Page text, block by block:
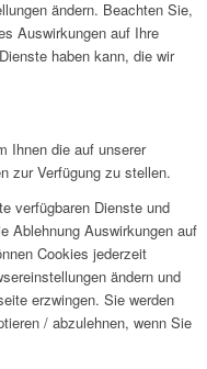
ändern. Beachten Sie,
Auswirkungen auf Ihre
haben kann, die wir
Ihnen die auf unserer
zur Verfügung zu stellen.
verfügbaren Dienste und
Ablehnung Auswirkungen auf
Cookies jederzeit
ändern und
erzwingen. Sie werden
/ abzulehnen, wenn Sie